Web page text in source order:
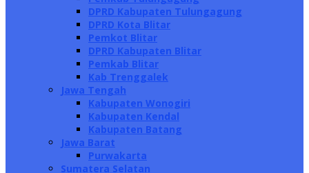
DPRD Kabupaten Tulungagung
DPRD Kota Blitar
Pemkot Blitar
DPRD Kabupaten Blitar
Pemkab Blitar
Kab Trenggalek
Jawa Tengah
Kabupaten Wonogiri
Kabupaten Kendal
Kabupaten Batang
Jawa Barat
Purwakarta
Sumatera Selatan